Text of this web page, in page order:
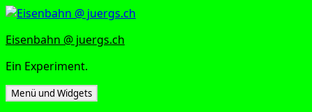
Zum
springen
Eisenbahn @ juergs.ch
Ein Experiment.
Menü und Widgets